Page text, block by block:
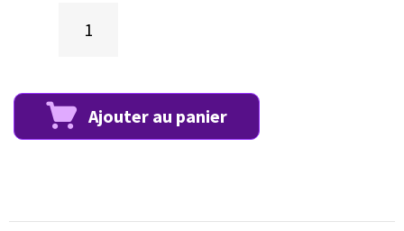
Ajouter au panier